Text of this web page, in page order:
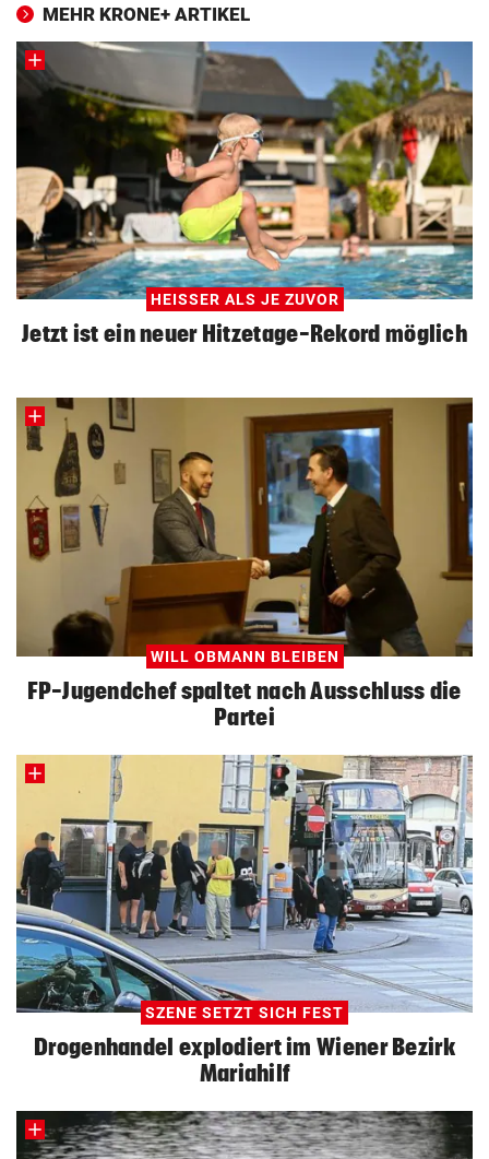
MEHR KRONE+ ARTIKEL
HEISSER ALS JE ZUVOR
Jetzt ist ein neuer Hitzetage-Rekord möglich
WILL OBMANN BLEIBEN
FP-Jugendchef spaltet nach Ausschluss die
Partei
SZENE SETZT SICH FEST
Drogenhandel explodiert im Wiener Bezirk
Mariahilf